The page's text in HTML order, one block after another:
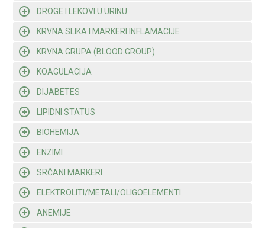
DROGE I LEKOVI U URINU
KRVNA SLIKA I MARKERI INFLAMACIJE
KRVNA GRUPA (BLOOD GROUP)
KOAGULACIJA
DIJABETES
LIPIDNI STATUS
BIOHEMIJA
ENZIMI
SRČANI MARKERI
ELEKTROLITI/METALI/OLIGOELEMENTI
ANEMIJE